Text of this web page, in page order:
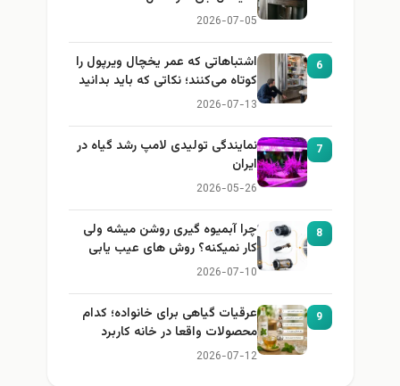
2026-07-05
6
اشتباهاتی که عمر یخچال ویرپول را
کوتاه می‌کنند؛ نکاتی که باید بدانید
2026-07-13
7
نمایندگی تولیدی لامپ رشد گیاه در
ایران
2026-05-26
8
چرا آبمیوه گیری روشن میشه ولی
کار نمیکنه؟ روش های عیب یابی
2026-07-10
9
عرقیات گیاهی برای خانواده؛ کدام
محصولات واقعا در خانه کاربرد
دارند؟
2026-07-12